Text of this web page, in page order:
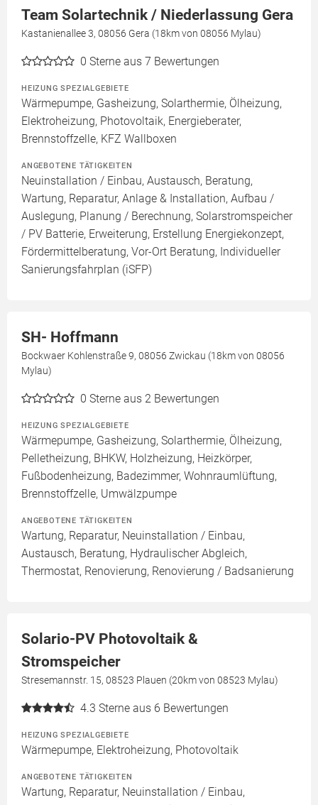
Team Solartechnik / Niederlassung Gera
Kastanienallee 3, 08056 Gera (18km von 08056 Mylau)
0 Sterne aus 7 Bewertungen
HEIZUNG SPEZIALGEBIETE
Wärmepumpe, Gasheizung, Solarthermie, Ölheizung,
Elektroheizung, Photovoltaik, Energieberater,
Brennstoffzelle, KFZ Wallboxen
ANGEBOTENE TÄTIGKEITEN
Neuinstallation / Einbau, Austausch, Beratung,
Wartung, Reparatur, Anlage & Installation, Aufbau /
Auslegung, Planung / Berechnung, Solarstromspeicher
/ PV Batterie, Erweiterung, Erstellung Energiekonzept,
Fördermittelberatung, Vor-Ort Beratung, Individueller
Sanierungsfahrplan (iSFP)
SH- Hoffmann
Bockwaer Kohlenstraße 9, 08056 Zwickau (18km von 08056
Mylau)
0 Sterne aus 2 Bewertungen
HEIZUNG SPEZIALGEBIETE
Wärmepumpe, Gasheizung, Solarthermie, Ölheizung,
Pelletheizung, BHKW, Holzheizung, Heizkörper,
Fußbodenheizung, Badezimmer, Wohnraumlüftung,
Brennstoffzelle, Umwälzpumpe
ANGEBOTENE TÄTIGKEITEN
Wartung, Reparatur, Neuinstallation / Einbau,
Austausch, Beratung, Hydraulischer Abgleich,
Thermostat, Renovierung, Renovierung / Badsanierung
Solario-PV Photovoltaik &
Stromspeicher
Stresemannstr. 15, 08523 Plauen (20km von 08523 Mylau)
4.3 Sterne aus 6 Bewertungen
HEIZUNG SPEZIALGEBIETE
Wärmepumpe, Elektroheizung, Photovoltaik
ANGEBOTENE TÄTIGKEITEN
Wartung, Reparatur, Neuinstallation / Einbau,